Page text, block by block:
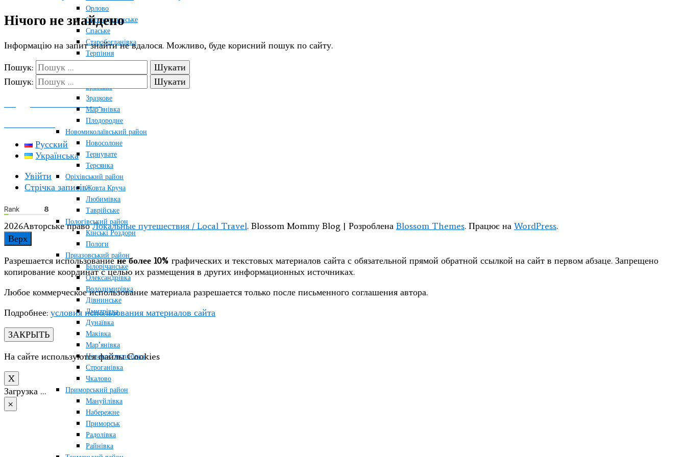
Орлово
Світлодолинське
Спаське
Старобогданівка
Терпіння
Михайлівський район
Братське
Зразкове
Мар’янівка
Плодородне
Новомиколаївський район
Новосолоне
Тернувате
Терсянка
Оріхівський район
Жовта Круча
Любимівка
Таврійське
Пологівський район
Кінські Роздори
Пологи
Приазовський район
Білорічанське
Олександрівка
Володимирівка
Дівнинське
Дмитрівка
Дунаївка
Маківка
Мар’янівка
Новокостянтинівка
Строганівка
Чкалово
Приморський район
Мануйлівка
Набережне
Приморськ
Радолівка
Райнівка
Нічого не знайдено
Інформацію на запит знайти не вдалося. Можливо, буде корисний пошук по сайту.
Пошук:
Пошук:
ПОДДЕРЖАТЬ ПРОЕКТ
Русский
Українська
Увійти
Стрічка записів
2026Авторське правоЛокальные путешествия / Local Travel. Blossom Mommy Blog | Розроблена Blossom Themes. Працює на WordPress.
Верх
Разрешается использованиене более 10% графических и текстовых материалов сайта с обязательной прямой обратной ссылкой на сайт в первом абзаце. Запрещено
копирование координат с целью их размещения в других информационных источниках.
Любое коммерческое использование материала разрешается только после письменного соглашения автора.
Подробнее: условия использования материалов сайта
ЗАКРЫТЬ
На сайте используются файлы Cookies
X
Загрузка …
×